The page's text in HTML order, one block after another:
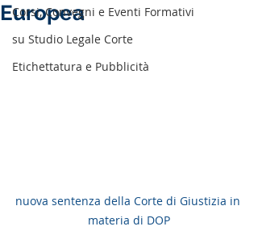
Corsi, Convegni e Eventi Formativi
su Studio Legale Corte
Etichettatura e Pubblicità
Europea
nuova sentenza della Corte di Giustizia in
materia di DOP